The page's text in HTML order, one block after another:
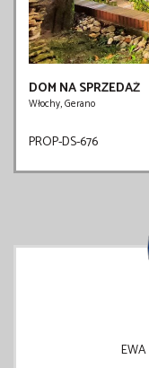
DOM NA SPRZEDAŻ
Włochy, Gerano
PROP-DS-676
EWA